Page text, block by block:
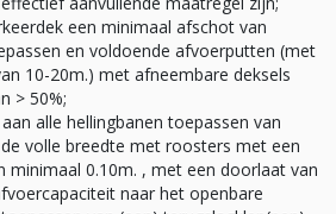
een minimaal afschot van
en voldoende afvoerputten (met
10-20m.) met afneembare deksels
> 50%;
alle hellingbanen toepassen van
volle breedte met roosters met een
minimaal 0.10m. , met een doorlaat van
naar het openbare